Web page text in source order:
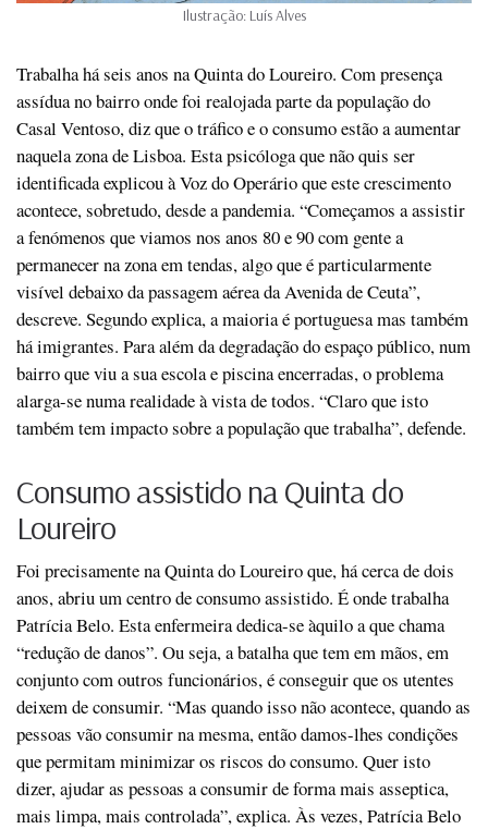
Ilustração: Luís Alves
Trabalha há seis anos na Quinta do Loureiro. Com presença
assídua no bairro onde foi realojada parte da população do
Casal Ventoso, diz que o tráfico e o consumo estão a aumentar
naquela zona de Lisboa. Esta psicóloga que não quis ser
identificada explicou à Voz do Operário que este crescimento
acontece, sobretudo, desde a pandemia. “Começamos a assistir
a fenómenos que viamos nos anos 80 e 90 com gente a
permanecer na zona em tendas, algo que é particularmente
visível debaixo da passagem aérea da Avenida de Ceuta”,
descreve. Segundo explica, a maioria é portuguesa mas também
há imigrantes. Para além da degradação do espaço público, num
bairro que viu a sua escola e piscina encerradas, o problema
alarga-se numa realidade à vista de todos. “Claro que isto
também tem impacto sobre a população que trabalha”, defende.
Consumo assistido na Quinta do
Loureiro
Foi precisamente na Quinta do Loureiro que, há cerca de dois
anos, abriu um centro de consumo assistido. É onde trabalha
Patrícia Belo. Esta enfermeira dedica-se àquilo a que chama
“redução de danos”. Ou seja, a batalha que tem em mãos, em
conjunto com outros funcionários, é conseguir que os utentes
deixem de consumir. “Mas quando isso não acontece, quando as
pessoas vão consumir na mesma, então damos-lhes condições
que permitam minimizar os riscos do consumo. Quer isto
dizer, ajudar as pessoas a consumir de forma mais asseptica,
mais limpa, mais controlada”, explica. Às vezes, Patrícia Belo